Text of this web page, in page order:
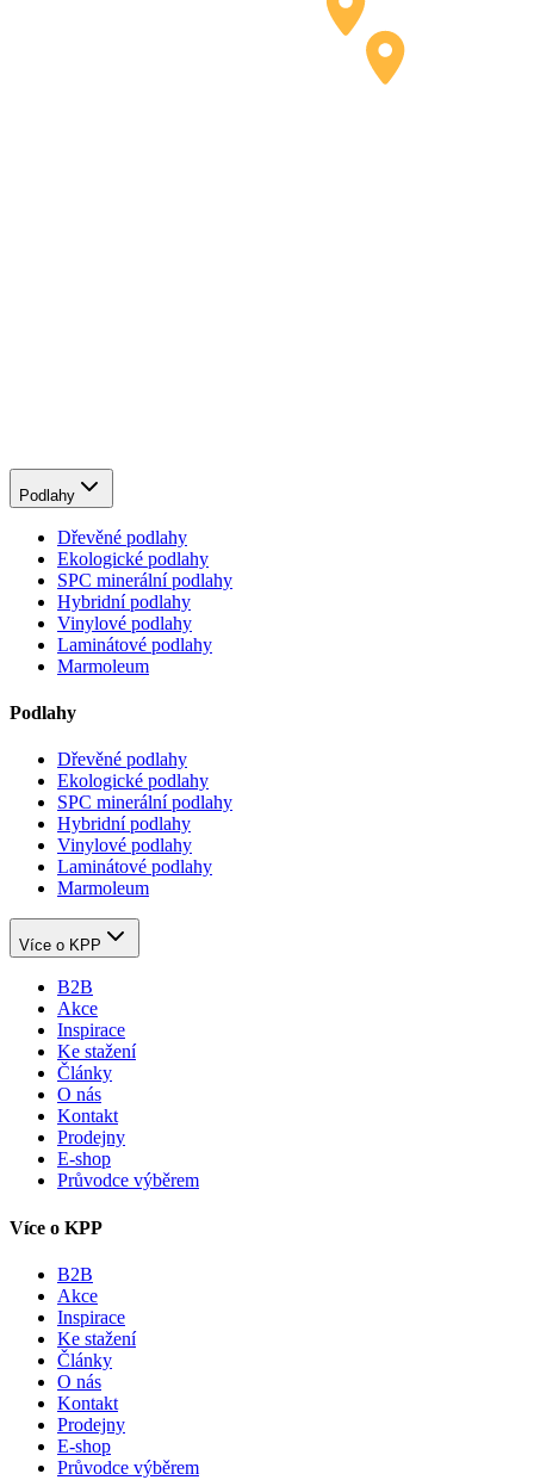
Podlahy
Dřevěné podlahy
Ekologické podlahy
SPC minerální podlahy
Hybridní podlahy
Vinylové podlahy
Laminátové podlahy
Marmoleum
Podlahy
Dřevěné podlahy
Ekologické podlahy
SPC minerální podlahy
Hybridní podlahy
Vinylové podlahy
Laminátové podlahy
Marmoleum
Více o KPP
B2B
Akce
Inspirace
Ke stažení
Články
O nás
Kontakt
Prodejny
E-shop
Průvodce výběrem
Více o KPP
B2B
Akce
Inspirace
Ke stažení
Články
O nás
Kontakt
Prodejny
E-shop
Průvodce výběrem